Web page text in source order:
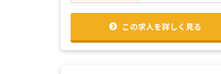
この求人を詳しく見る